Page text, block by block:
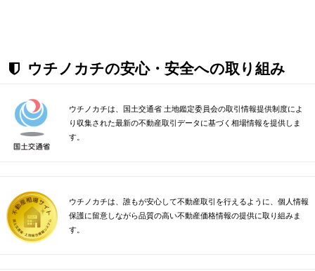
ウチノカチの安心・安全への取り組み
ウチノカチは、国土交通省 土地鑑定委員会の取引情報提供制度によ
り収集された最新の不動産取引データに基づく相場情報を提供しま
す。
ウチノカチは、誰もが安心して不動産取引を行えるように、個人情報
保護に留意しながら品質の高い不動産価格情報の提供に取り組みま
す。